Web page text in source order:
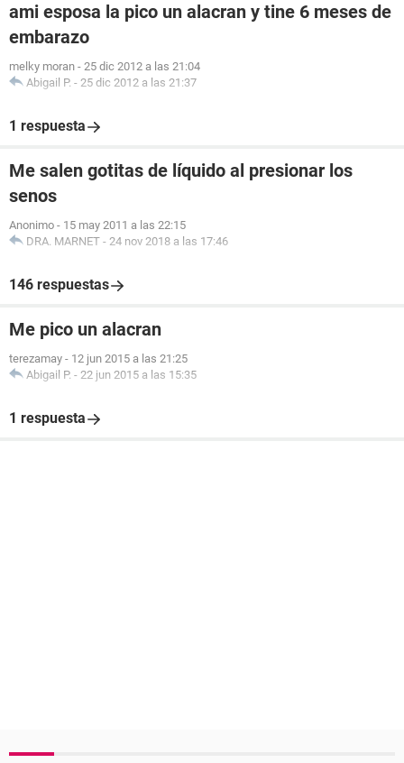
ami esposa la pico un alacran y tine 6 meses de
embarazo
melky moran - 25 dic 2012 a las 21:04
Abigail P. - 25 dic 2012 a las 21:37
1 respuesta
Me salen gotitas de líquido al presionar los
senos
Anonimo - 15 may 2011 a las 22:15
DRA. MARNET - 24 nov 2018 a las 17:46
146 respuestas
Me pico un alacran
terezamay - 12 jun 2015 a las 21:25
Abigail P. - 22 jun 2015 a las 15:35
1 respuesta